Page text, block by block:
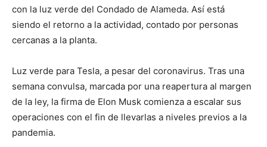
con la luz verde del Condado de Alameda. Así está
siendo el retorno a la actividad, contado por personas
cercanas a la planta.
Luz verde para Tesla, a pesar del coronavirus. Tras una
semana convulsa, marcada por una reapertura al margen
de la ley, la firma de Elon Musk comienza a escalar sus
operaciones con el fin de llevarlas a niveles previos a la
pandemia.